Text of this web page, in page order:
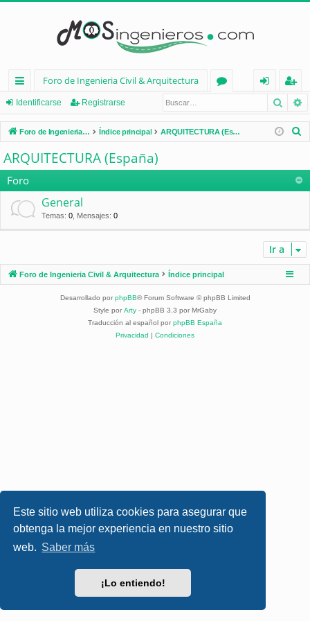
Este sitio web utiliza cookies para asegurar que
obtenga la mejor experiencia en nuestro sitio
web. Saber más
¡Lo entiendo!
nl
ac
es
rá
pi
d
os
Foro de Ingenieria Civil & Arquitectura
os
nt
ifi
eg
ist
ra
Identificarse Registrarse
Foro de Ingenieria Civil & Arquitectura Índice principal ARQUITECTURA (España)
a
ARQUITECTURA (España)
Foro
General
Temas: 0 Mensajes: 0
Ir a
Foro de Ingenieria Civil & Arquitectura Índice principal
Desarrollado por phpBB® Forum Software © phpBB Limited
Style por Arty - phpBB 3.3 por MrGaby
Traducción al español por phpBB España
Privacidad | Condiciones